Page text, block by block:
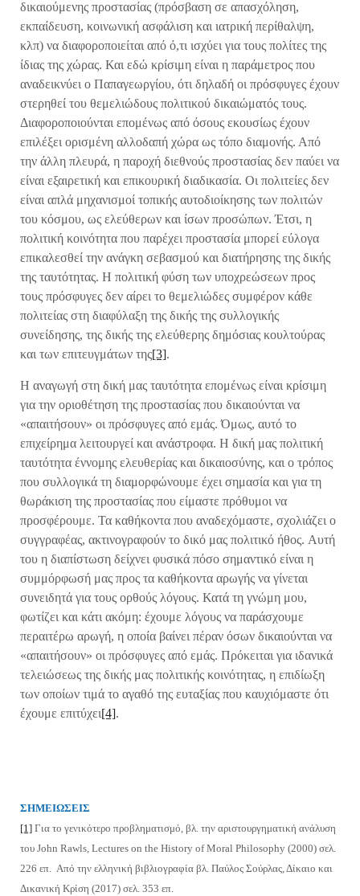
δικαιούμενης προστασίας (πρόσβαση σε απασχόληση,
εκπαίδευση, κοινωνική ασφάλιση και ιατρική περίθαλψη,
κλπ) να διαφοροποιείται από ό,τι ισχύει για τους πολίτες της
ίδιας της χώρας. Και εδώ κρίσιμη είναι η παράμετρος που
αναδεικνύει ο Παπαγεωργίου, ότι δηλαδή οι πρόσφυγες έχουν
στερηθεί του θεμελιώδους πολιτικού δικαιώματός τους.
Διαφοροποιούνται επομένως από όσους εκουσίως έχουν
επιλέξει ορισμένη αλλοδαπή χώρα ως τόπο διαμονής. Από
την άλλη πλευρά, η παροχή διεθνούς προστασίας δεν παύει να
είναι εξαιρετική και επικουρική διαδικασία. Οι πολιτείες δεν
είναι απλά μηχανισμοί τοπικής αυτοδιοίκησης των πολιτών
του κόσμου, ως ελεύθερων και ίσων προσώπων. Έτσι, η
πολιτική κοινότητα που παρέχει προστασία μπορεί εύλογα
επικαλεσθεί την ανάγκη σεβασμού και διατήρησης της δικής
της ταυτότητας. Η πολιτική φύση των υποχρεώσεων προς
τους πρόσφυγες δεν αίρει το θεμελιώδες συμφέρον κάθε
πολιτείας στη διαφύλαξη της δικής της συλλογικής
συνείδησης, της δικής της ελεύθερης δημόσιας κουλτούρας
και των επιτευγμάτων της[3].
Η αναγωγή στη δική μας ταυτότητα επομένως είναι κρίσιμη
για την οριοθέτηση της προστασίας που δικαιούνται να
«απαιτήσουν» οι πρόσφυγες από εμάς. Όμως, αυτό το
επιχείρημα λειτουργεί και ανάστροφα. Η δική μας πολιτική
ταυτότητα έννομης ελευθερίας και δικαιοσύνης, και ο τρόπος
που συλλογικά τη διαμορφώνουμε έχει σημασία και για τη
θωράκιση της προστασίας που είμαστε πρόθυμοι να
προσφέρουμε. Τα καθήκοντα που αναδεχόμαστε, σχολιάζει ο
συγγραφέας, ακτινογραφούν το δικό μας πολιτικό ήθος. Αυτή
του η διαπίστωση δείχνει φυσικά πόσο σημαντικό είναι η
συμμόρφωσή μας προς τα καθήκοντα αρωγής να γίνεται
συνειδητά για τους ορθούς λόγους. Κατά τη γνώμη μου,
φωτίζει και κάτι ακόμη: έχουμε λόγους να παράσχουμε
περαιτέρω αρωγή, η οποία βαίνει πέραν όσων δικαιούνται να
«απαιτήσουν» οι πρόσφυγες από εμάς. Πρόκειται για ιδανικά
τελειώσεως της δικής μας πολιτικής κοινότητας, η επιδίωξη
των οποίων τιμά το αγαθό της ευταξίας που καυχιόμαστε ότι
έχουμε επιτύχει[4].
ΣΗΜΕΙΩΣΕΙΣ
[1] Για το γενικότερο προβληματισμό, βλ. την αριστουργηματική ανάλυση
του John Rawls, Lectures on the History of Moral Philosophy (2000) σελ.
226 επ. Από την ελληνική βιβλιογραφία βλ. Παύλος Σούρλας, Δίκαιο και
Δικανική Κρίση (2017) σελ. 353 επ.